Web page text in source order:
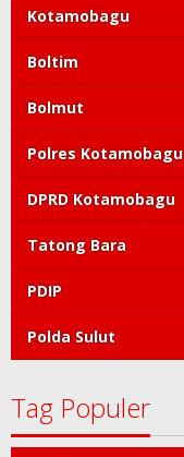
Kotamobagu
Boltim
Bolmut
Polres Kotamobagu
DPRD Kotamobagu
Tatong Bara
PDIP
Polda Sulut
Tag Populer